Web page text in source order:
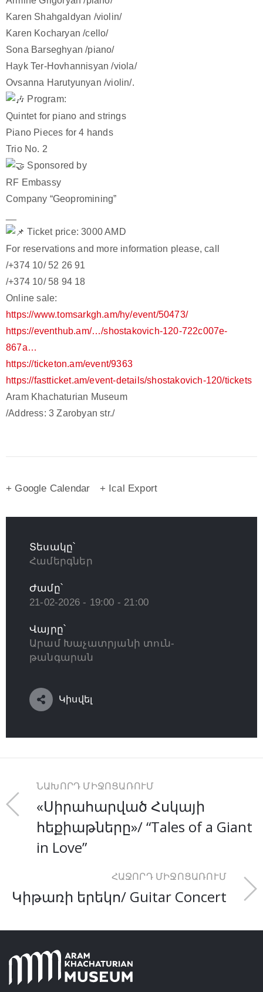
Karen Shahgaldyan /violin/
Karen Kocharyan /cello/
Sona Barseghyan /piano/
Hayk Ter-Hovhannisyan /viola/
Ovsanna Harutyunyan /violin/.
Program:
Quintet for piano and strings
Piano Pieces for 4 hands
Trio No. 2
Sponsored by
RF Embassy
Company “Geopromining”
Ticket price: 3000 AMD
For reservations and more information please, call
/+374 10/ 52 26 91
/+374 10/ 58 94 18
Online sale:
https://www.tomsarkgh.am/hy/event/50473/
https://eventhub.am/…/shostakovich-120-722c007e-
867a…
https://ticketon.am/event/9363
https://fastticket.am/event-details/shostakovich-120/tickets
Aram Khachaturian Museum
/Address: 3 Zarobyan str./
+ Google Calendar + Ical Export
Տեսակը՝
Համերգներ
Ժամը՝
21-02-2026 - 19:00 - 21:00
Վայրը՝
Արամ Խաչատրյանի տուն-
թանգարան
Կիսվել
ՆԱԽՈՐԴ ՄԻՋՈՑԱՌՈՒՄ
«Սիրահարված Հսկայի
հեքիաթները»/ “Tales of a Giant
in Love”
ՀԱՋՈՐԴ ՄԻՋՈՑԱՌՈՒՄ
Կիթառի երեկո/ Guitar Concert